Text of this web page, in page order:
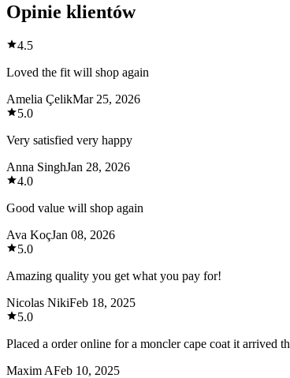
Opinie klientów
4.5
Loved the fit will shop again
Amelia ÇelikMar 25, 2026
5.0
Very satisfied very happy
Anna SinghJan 28, 2026
4.0
Good value will shop again
Ava KoçJan 08, 2026
5.0
Amazing quality you get what you pay for!
Nicolas NikiFeb 18, 2025
5.0
Placed a order online for a moncler cape coat it arrived
Maxim AFeb 10, 2025